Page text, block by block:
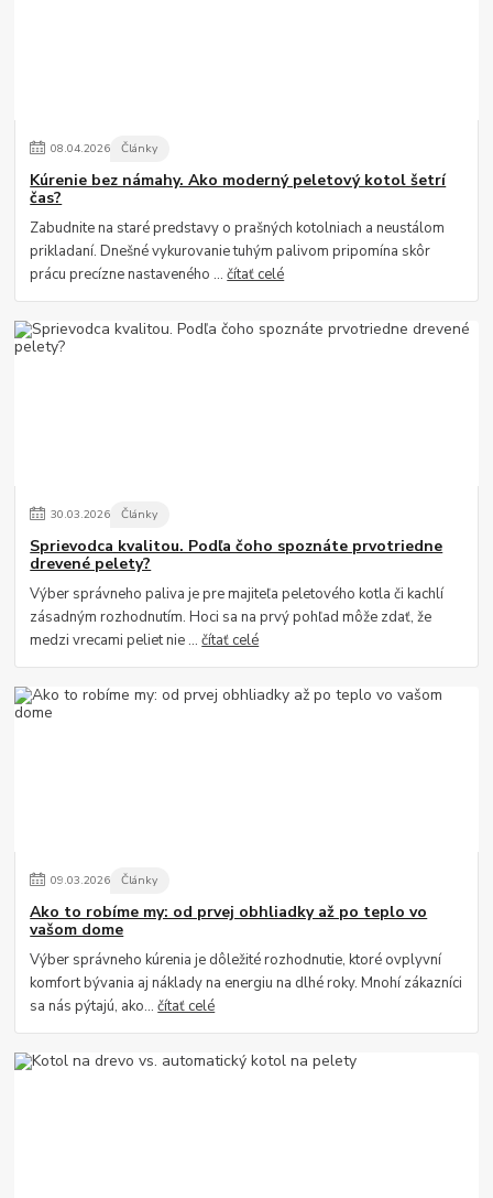
08.04.2026 Články
Kúrenie bez námahy. Ako moderný peletový kotol šetrí
čas?
Zabudnite na staré predstavy o prašných kotolniach a neustálom
prikladaní. Dnešné vykurovanie tuhým palivom pripomína skôr
prácu precízne nastaveného ...čítať celé
30.03.2026 Články
Sprievodca kvalitou. Podľa čoho spoznáte prvotriedne
drevené pelety?
Výber správneho paliva je pre majiteľa peletového kotla či kachlí
zásadným rozhodnutím. Hoci sa na prvý pohľad môže zdať, že
medzi vrecami peliet nie ...čítať celé
09.03.2026 Články
Ako to robíme my: od prvej obhliadky až po teplo vo
vašom dome
Výber správneho kúrenia je dôležité rozhodnutie, ktoré ovplyvní
komfort bývania aj náklady na energiu na dlhé roky. Mnohí zákazníci
sa nás pýtajú, ako...čítať celé